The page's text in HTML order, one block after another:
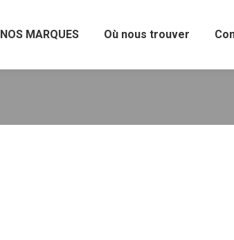
NOS MARQUES Où nous trouver